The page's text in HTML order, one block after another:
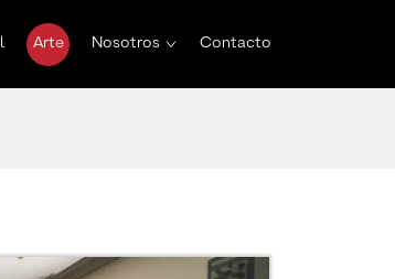
Arte Nosotros Contacto